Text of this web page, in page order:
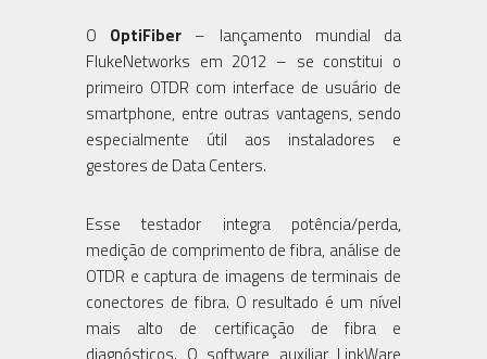
O OptiFiber – lançamento mundial da
FlukeNetworks em 2012 – se constitui o
primeiro OTDR com interface de usuário de
smartphone, entre outras vantagens, sendo
especialmente útil aos instaladores e
gestores de Data Centers.
Esse testador integra potência/perda,
medição de comprimento de fibra, análise de
OTDR e captura de imagens de terminais de
conectores de fibra. O resultado é um nível
mais alto de certificação de fibra e
diagnósticos. O software auxiliar LinkWare